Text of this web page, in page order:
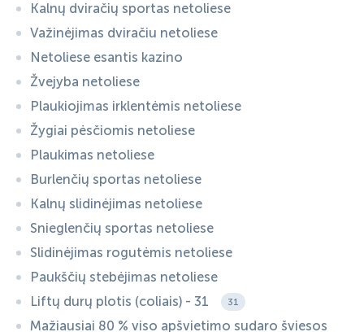
Kalnų dviračių sportas netoliese
Važinėjimas dviračiu netoliese
Netoliese esantis kazino
Žvejyba netoliese
Plaukiojimas irklentėmis netoliese
Žygiai pėsčiomis netoliese
Plaukimas netoliese
Burlenčių sportas netoliese
Kalnų slidinėjimas netoliese
Snieglenčių sportas netoliese
Slidinėjimas rogutėmis netoliese
Paukščių stebėjimas netoliese
Liftų durų plotis (coliais) - 31
31
Mažiausiai 80 % viso apšvietimo sudaro šviesos